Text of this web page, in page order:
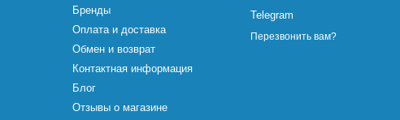
Бренды
Оплата и доставка
Обмен и возврат
Контактная информация
Блог
Отзывы о магазине
Telegram
Перезвонить вам?